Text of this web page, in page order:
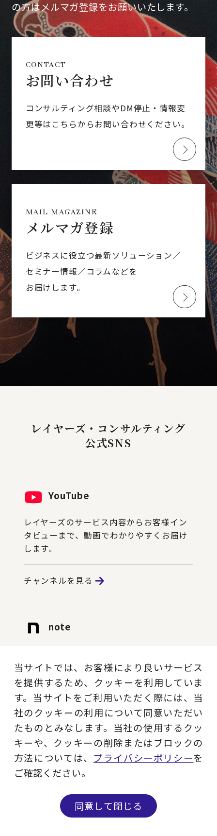
の方はメルマガ登録をお願いいたします。
CONTACT
お問い合わせ
コンサルティング相談やDM停止・情報変
更等はこちらからお問い合わせください。
MAIL MAGAZINE
メルマガ登録
ビジネスに役立つ最新ソリューション／
セミナー情報／コラムなどを
お届けします。
レイヤーズ・コンサルティング
公式SNS
YouTube
レイヤーズのサービス内容からお客様イン
タビューまで、動画でわかりやすくお届け
します。
チャンネルを見る
note
ェッショナルによる業界動向や最新ソリュ
ーションを発信します。
記事を読む
Instagram
語解説、セミナー情報など実務に役立つコ
ンテンツを発信します。
当サイトでは、お客様により良いサービス
を提供するため、クッキーを利用していま
す。当サイトをご利用いただく際には、当
社のクッキーの利用について同意いただい
たものとみなします。当社の使用するクッ
キーや、クッキーの削除またはブロックの
方法については、 プライバシーポリシーを
ご確認ください。
同意して閉じる